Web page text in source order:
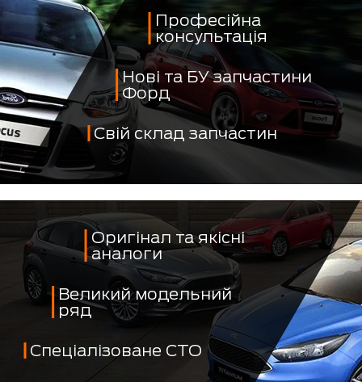
Професійна
консультація
Нові та БУ запчастини
Форд
Свій склад запчастин
Оригінал та якісні
аналоги
Великий модельний
ряд
Спеціалізоване СТО